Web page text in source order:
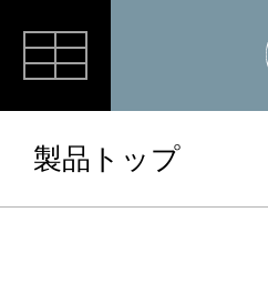
RECIPE
製品トップ